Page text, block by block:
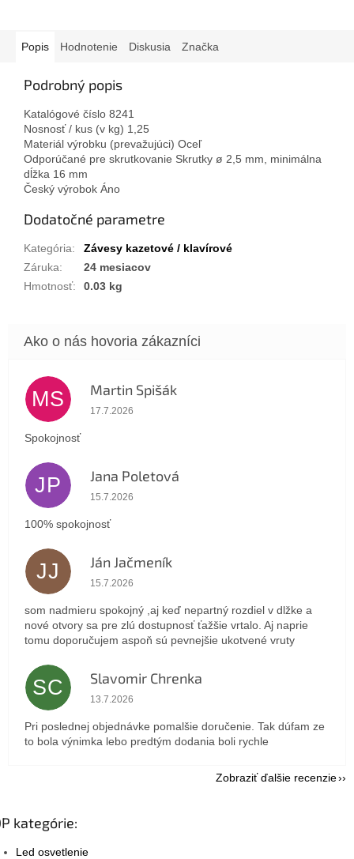
Popis Hodnotenie Diskusia Značka
Podrobný popis
Katalógové číslo 8241
Nosnosť / kus (v kg) 1,25
Materiál výrobku (prevažujúci) Oceľ
Odporúčané pre skrutkovanie Skrutky ø 2,5 mm, minimálna
dĺžka 16 mm
Český výrobok Áno
Dodatočné parametre
Kategória:
Závesy kazetové / klavírové
Záruka:
24 mesiacov
Hmotnosť: 0.03 kg
MS Martin Spišák
Hodnotenie obchodu je 5 z 5 hviezdičiek.
17.7.2026
Spokojnosť
JP Jana Poletová
Hodnotenie obchodu je 5 z 5 hviezdičiek.
15.7.2026
100% spokojnosť
JJ Ján Jačmeník
Hodnotenie obchodu je 5 z 5 hviezdičiek.
15.7.2026
som nadmieru spokojný ,aj keď nepartný rozdiel v dlžke a
nové otvory sa pre zlú dostupnosť ťažšie vrtalo. Aj naprie
tomu doporučujem aspoň sú pevnejšie ukotvené vruty
SC Slavomir Chrenka
Hodnotenie obchodu je 5 z 5 hviezdičiek.
13.7.2026
Pri poslednej objednávke pomalšie doručenie. Tak dúfam ze
to bola výnimka lebo predtým dodania boli rychle
Zobraziť ďalšie recenzie
kategórie:
Led osvetlenie